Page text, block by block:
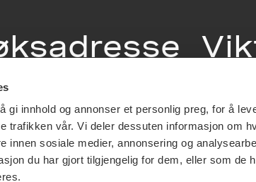
gi innhold og annonser et personlig preg, for å
trafikken vår. Vi deler dessuten informasjon om
innen sosiale medier, annonsering og
du har gjort tilgjengelig for dem, eller som de